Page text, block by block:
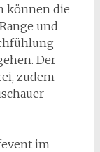
können die
und
Der
zudem
im